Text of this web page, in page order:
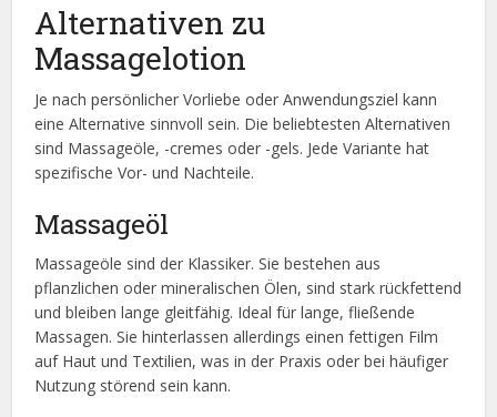
Alternativen zu
Massagelotion
Je nach persönlicher Vorliebe oder Anwendungsziel kann
eine Alternative sinnvoll sein. Die beliebtesten Alternativen
sind Massageöle, -cremes oder -gels. Jede Variante hat
spezifische Vor- und Nachteile.
Massageöl
Massageöle sind der Klassiker. Sie bestehen aus
pflanzlichen oder mineralischen Ölen, sind stark rückfettend
und bleiben lange gleitfähig. Ideal für lange, fließende
Massagen. Sie hinterlassen allerdings einen fettigen Film
auf Haut und Textilien, was in der Praxis oder bei häufiger
Nutzung störend sein kann.